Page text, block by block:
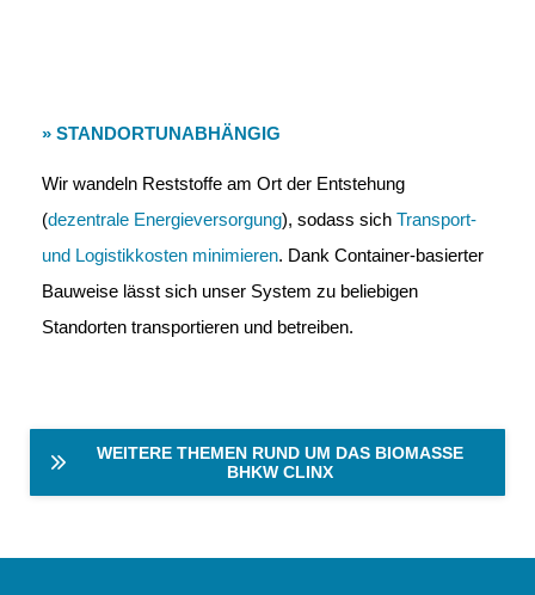
» STANDORTUNABHÄNGIG
Wir wandeln Reststoffe am Ort der Entstehung
(dezentrale Energieversorgung), sodass sich Transport-
und Logistikkosten minimieren. Dank Container-basierter
Bauweise lässt sich unser System zu beliebigen
Standorten transportieren und betreiben.
WEITERE THEMEN RUND UM DAS BIOMASSE
BHKW CLINX